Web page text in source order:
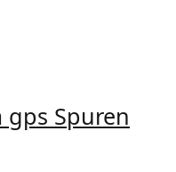
gps Spuren